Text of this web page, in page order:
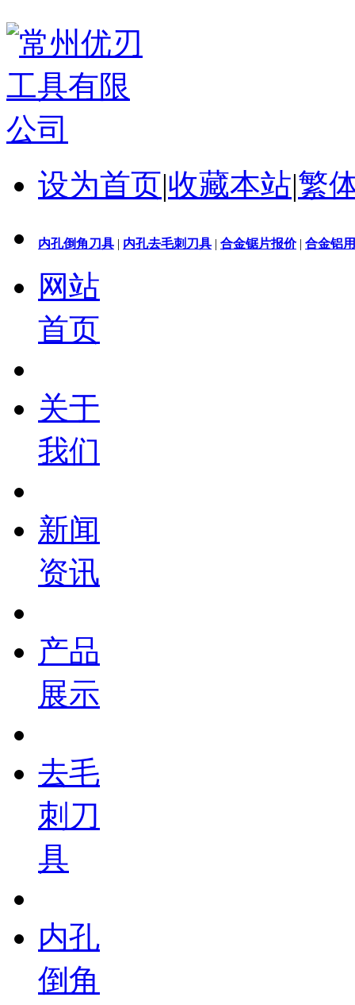
设为首页|收藏本站|繁
内孔倒角刀具 | 内孔去毛刺刀具 | 合金锯片报价| 合金铝
网站
首页
关于
我们
新闻
资讯
产品
展示
去毛
刺刀
具
内孔
倒角